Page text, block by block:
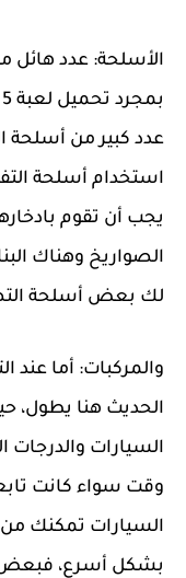
الأسلحة: عدد هائل
عدد كبير من أسلحة
استخدام أسلحة
يجب أن تقوم
الصواريخ وهناك
لك بعض أسلحة
والمركبات: أما عند
الحديث هنا يطول،
السيارات والدرجات
وقت سواء كانت
السيارات تمكنك من
بشكل أسرع، فبعض